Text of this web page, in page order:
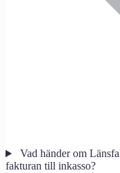
Vad händer om
fakturan till inkasso?